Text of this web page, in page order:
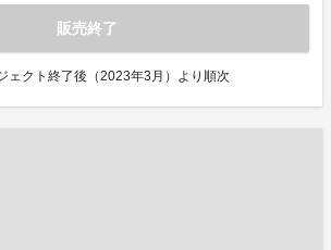
販売終了
ェクト終了後（2023年3月）より順次